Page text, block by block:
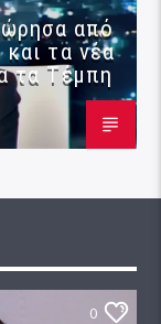
από
τα νέα
τα Τέμπη
0